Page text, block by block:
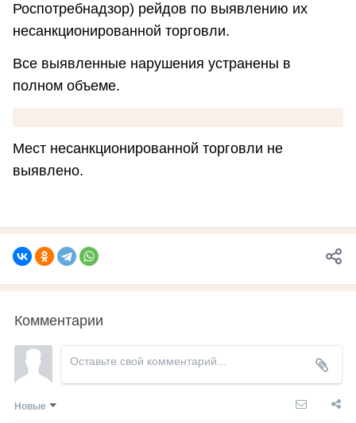
Роспотребнадзор) рейдов по выявлению их
несанкционированной торговли.
Все выявленные нарушения устранены в
полном объеме.
Мест несанкционированной торговли не
выявлено.
Комментарии
Новые